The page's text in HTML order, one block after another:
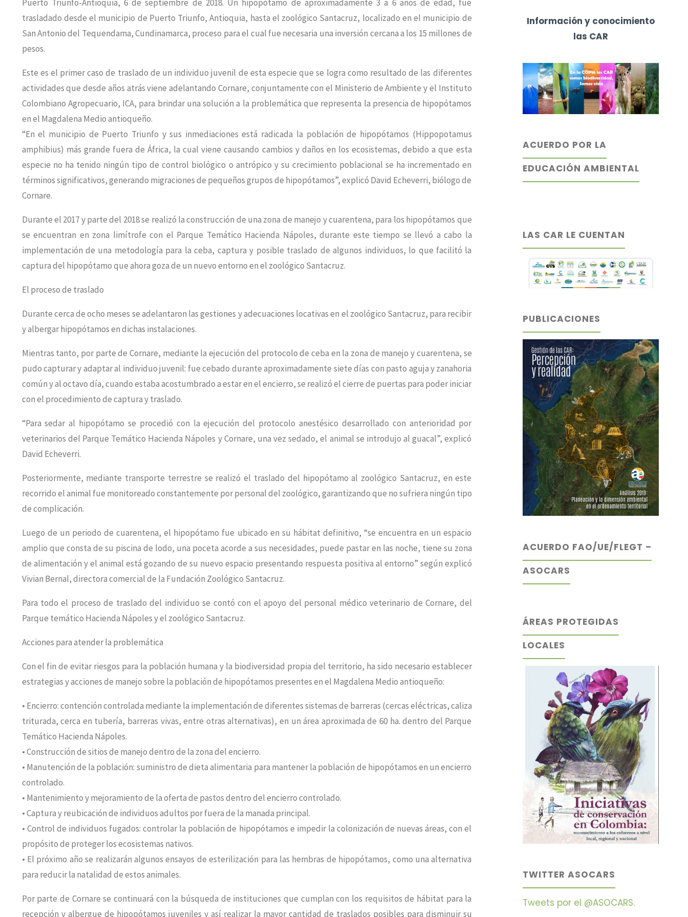
Puerto Triunfo-Antioquia, 6 de septiembre de 2018. Un hipopótamo de aproximadamente 3 a 6 años de edad, fue
trasladado desde el municipio de Puerto Triunfo, Antioquia, hasta el zoológico Santacruz, localizado en el municipio de
San Antonio del Tequendama, Cundinamarca, proceso para el cual fue necesaria una inversión cercana a los 15 millones de
pesos.
Este es el primer caso de traslado de un individuo juvenil de esta especie que se logra como resultado de las diferentes
actividades que desde años atrás viene adelantando Cornare, conjuntamente con el Ministerio de Ambiente y el Instituto
Colombiano Agropecuario, ICA, para brindar una solución a la problemática que representa la presencia de hipopótamos
en el Magdalena Medio antioqueño.
“En el municipio de Puerto Triunfo y sus inmediaciones está radicada la población de hipopótamos (Hippopotamus
amphibius) más grande fuera de África, la cual viene causando cambios y daños en los ecosistemas, debido a que esta
especie no ha tenido ningún tipo de control biológico o antrópico y su crecimiento poblacional se ha incrementado en
términos significativos, generando migraciones de pequeños grupos de hipopótamos”, explicó David Echeverri, biólogo de
Cornare.
Durante el 2017 y parte del 2018 se realizó la construcción de una zona de manejo y cuarentena, para los hipopótamos que
se encuentran en zona limítrofe con el Parque Temático Hacienda Nápoles, durante este tiempo se llevó a cabo la
implementación de una metodología para la ceba, captura y posible traslado de algunos individuos, lo que facilitó la
captura del hipopótamo que ahora goza de un nuevo entorno en el zoológico Santacruz.
El proceso de traslado
Durante cerca de ocho meses se adelantaron las gestiones y adecuaciones locativas en el zoológico Santacruz, para recibir
y albergar hipopótamos en dichas instalaciones.
Mientras tanto, por parte de Cornare, mediante la ejecución del protocolo de ceba en la zona de manejo y cuarentena, se
pudo capturar y adaptar al individuo juvenil: fue cebado durante aproximadamente siete días con pasto aguja y zanahoria
común y al octavo día, cuando estaba acostumbrado a estar en el encierro, se realizó el cierre de puertas para poder iniciar
con el procedimiento de captura y traslado.
“Para sedar al hipopótamo se procedió con la ejecución del protocolo anestésico desarrollado con anterioridad por
veterinarios del Parque Temático Hacienda Nápoles y Cornare, una vez sedado, el animal se introdujo al guacal”, explicó
David Echeverri.
Posteriormente, mediante transporte terrestre se realizó el traslado del hipopótamo al zoológico Santacruz, en este
recorrido el animal fue monitoreado constantemente por personal del zoológico, garantizando que no sufriera ningún tipo
de complicación.
Luego de un periodo de cuarentena, el hipopótamo fue ubicado en su hábitat definitivo, “se encuentra en un espacio
amplio que consta de su piscina de lodo, una poceta acorde a sus necesidades, puede pastar en las noche, tiene su zona
de alimentación y el animal está gozando de su nuevo espacio presentando respuesta positiva al entorno” según explicó
Vivian Bernal, directora comercial de la Fundación Zoológico Santacruz.
Para todo el proceso de traslado del individuo se contó con el apoyo del personal médico veterinario de Cornare, del
Parque temático Hacienda Nápoles y el zoológico Santacruz.
Acciones para atender la problemática
Con el fin de evitar riesgos para la población humana y la biodiversidad propia del territorio, ha sido necesario establecer
estrategias y acciones de manejo sobre la población de hipopótamos presentes en el Magdalena Medio antioqueño:
• Encierro: contención controlada mediante la implementación de diferentes sistemas de barreras (cercas eléctricas, caliza
triturada, cerca en tubería, barreras vivas, entre otras alternativas), en un área aproximada de 60 ha. dentro del Parque
Temático Hacienda Nápoles.
• Construcción de sitios de manejo dentro de la zona del encierro.
• Manutención de la población: suministro de dieta alimentaria para mantener la población de hipopótamos en un encierro
controlado.
• Mantenimiento y mejoramiento de la oferta de pastos dentro del encierro controlado.
• Captura y reubicación de individuos adultos por fuera de la manada principal.
• Control de individuos fugados: controlar la población de hipopótamos e impedir la colonización de nuevas áreas, con el
propósito de proteger los ecosistemas nativos.
• El próximo año se realizarán algunos ensayos de esterilización para las hembras de hipopótamos, como una alternativa
para reducir la natalidad de estos animales.
Por parte de Cornare se continuará con la búsqueda de instituciones que cumplan con los requisitos de hábitat para la
recepción y albergue de hipopótamos juveniles y así realizar la mayor cantidad de traslados posibles para disminuir su
Información y conocimiento
las CAR
ACUERDO POR LA
EDUCACIÓN AMBIENTAL
LAS CAR LE CUENTAN
PUBLICACIONES
ACUERDO FAO/UE/FLEGT –
ASOCARS
ÁREAS PROTEGIDAS
LOCALES
TWITTER ASOCARS
Tweets por el @ASOCARS.